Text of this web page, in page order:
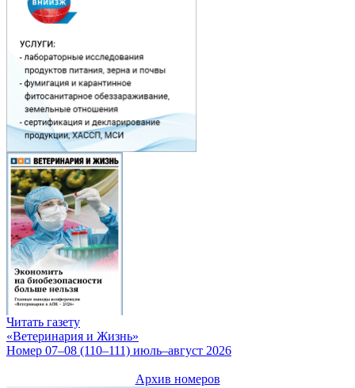
Читать газету
«Ветеринария и Жизнь»
Номер 07–08 (110–111) июль–август 2026
Архив номеров